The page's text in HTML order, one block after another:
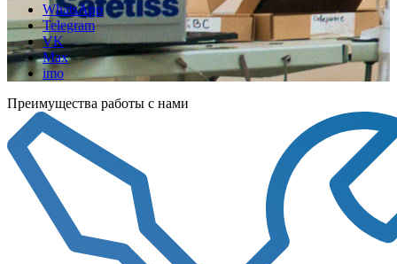
WhatsApp
Telegram
VK
Max
imo
Преимущества работы с нами